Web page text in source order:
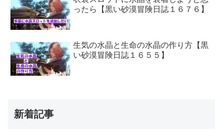
ったら【黒い砂漠冒険日誌１６７６】
生気の水晶と生命の水晶の作り方【黒
い砂漠冒険日誌１６５５】
新着記事